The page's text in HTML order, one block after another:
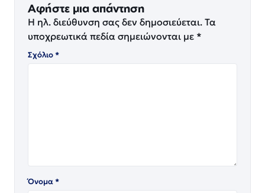
Αφήστε μια απάντηση
Η ηλ. διεύθυνση σας δεν δημοσιεύεται. Τα
υποχρεωτικά πεδία σημειώνονται με *
Σχόλιο*
Όνομα*